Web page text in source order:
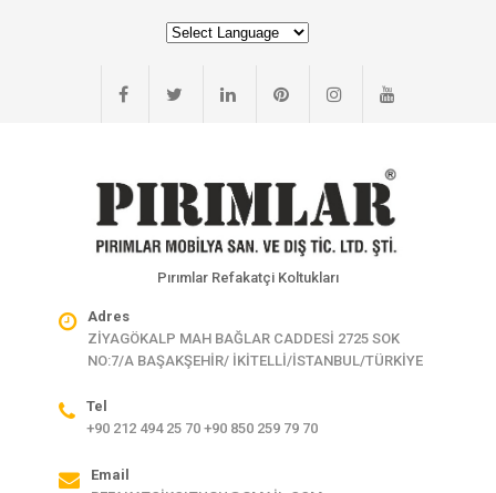
Pırımlar Refakatçi Koltukları
Adres
ZİYAGÖKALP MAH BAĞLAR CADDESİ 2725 SOK
NO:7/A BAŞAKŞEHİR/ İKİTELLİ/İSTANBUL/TÜRKİYE
Tel
+90 212 494 25 70 +90 850 259 79 70
Email